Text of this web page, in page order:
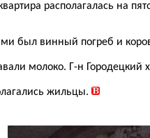
располагалась на
винный погреб и
молоко. Г-н
жильцы.